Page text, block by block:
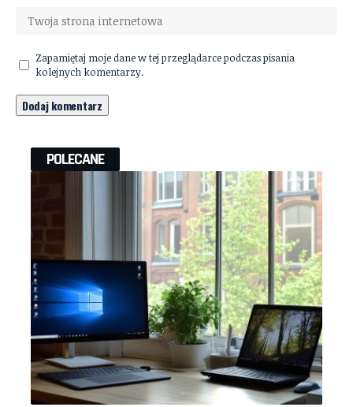
Zapamiętaj moje dane w tej przeglądarce podczas pisania
kolejnych komentarzy.
POLECANE